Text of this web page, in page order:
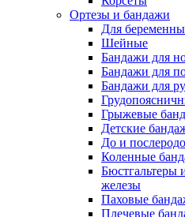
Ортезы и бандажи
Для
Шейные
Бандажи для
Бандажи для
Бандажи для
Грыжевые
Детские
До и
Коленные
Бюстгальтеры
железы
Паховые
Плечевые